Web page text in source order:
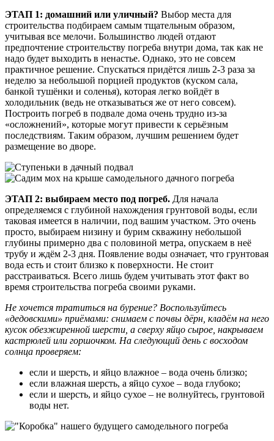
ЭТАП 1: домашний или уличный? Выбор места для
строительства подбираем самым тщательным образом,
учитывая все мелочи. Большинство людей отдают
предпочтение строительству погреба внутри дома, так как не
надо будет выходить в ненастье. Однако, это не совсем
практичное решение. Спускаться придётся лишь 2-3 раза за
неделю за небольшой порцией продуктов (куском сала,
банкой тушёнки и соленья), которая легко войдёт в
холодильник (ведь не отказываться же от него совсем).
Построить погреб в подвале дома очень трудно из-за
«осложнений», которые могут привести к серьёзным
последствиям. Таким образом, лучшим решением будет
размещение во дворе.
ЭТАП 2: выбираем место под погреб. Для начала
определяемся с глубиной нахождения грунтовой воды, если
таковая имеется в наличии, под вашим участком. Это очень
просто, выбираем низину и бурим скважину небольшой
глубины примерно два с половиной метра, опускаем в неё
трубу и ждём 2-3 дня. Появление воды означает, что грунтовая
вода есть и стоит близко к поверхности. Не стоит
расстраиваться. Всего лишь будем учитывать этот факт во
время строительства погреба своими руками.
Не хочется тратиться на бурение? Воспользуйтесь
«дедовскими» приёмами: снимаем с почвы дёрн, кладём на него
кусок обезжиренной шерсти, а сверху яйцо сырое, накрываем
кастрюлей или горшочком. На следующий день с восходом
солнца проверяем:
если и шерсть, и яйцо влажное – вода очень близко;
если влажная шерсть, а яйцо сухое – вода глубоко;
если и шерсть, и яйцо сухое – не волнуйтесь, грунтовой
воды нет.